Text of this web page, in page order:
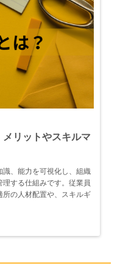
リットやスキルマ
、能力を可視化し、組織
する仕組みです。従業員
の人材配置や、スキルギ